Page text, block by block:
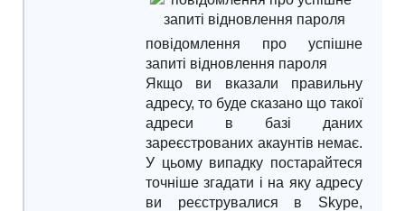
повідомлення про успішне
запиті відновлення пароля
Якщо ви вказали правильну
адресу, то буде сказано що такої
адреси в базі даних
зареєстрованих акаунтів немає.
У цьому випадку постарайтеся
точніше згадати і на яку адресу
ви реєструвалися в Skype,